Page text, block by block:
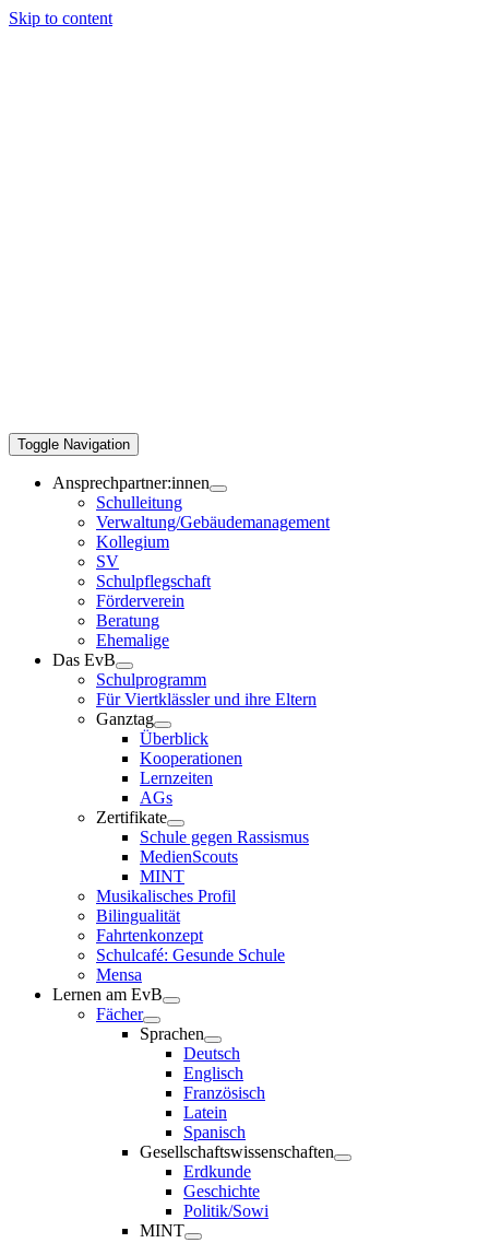
Skip to content
Toggle Navigation
Ansprechpartner:innen
Schulleitung
Verwaltung/Gebäudemanagement
Kollegium
SV
Schulpflegschaft
Förderverein
Beratung
Ehemalige
Das EvB
Schulprogramm
Für Viertklässler und ihre Eltern
Ganztag
Überblick
Kooperationen
Lernzeiten
AGs
Zertifikate
Schule gegen Rassismus
MedienScouts
MINT
Musikalisches Profil
Bilingualität
Fahrtenkonzept
Schulcafé: Gesunde Schule
Mensa
Lernen am EvB
Fächer
Sprachen
Deutsch
Englisch
Französisch
Latein
Spanisch
Gesellschaftswissenschaften
Erdkunde
Geschichte
Politik/Sowi
MINT